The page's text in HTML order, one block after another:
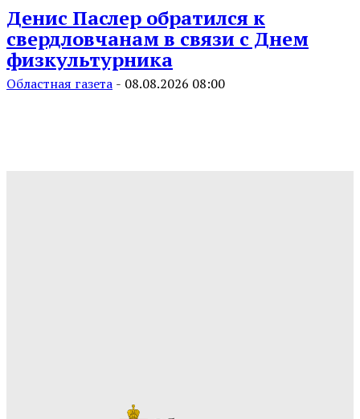
Денис Паслер обратился к
свердловчанам в связи с Днем
физкультурника
Областная газета - 08.08.2026 08:00